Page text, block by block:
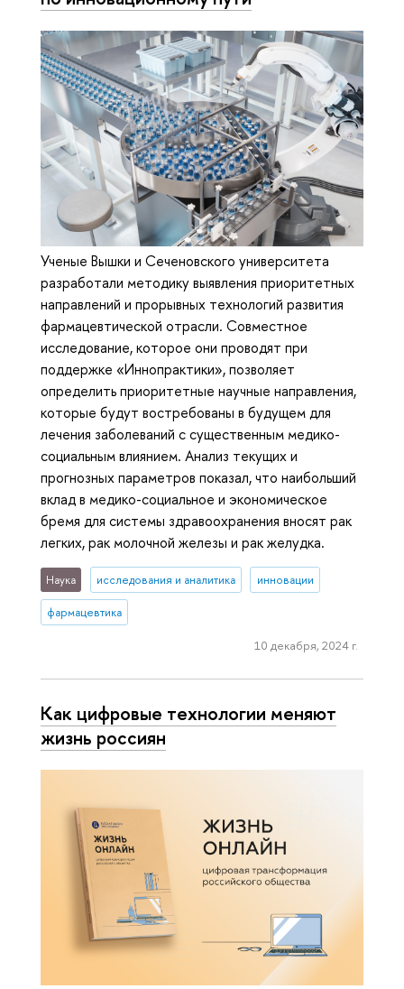
Ученые Вышки и Сеченовского университета
разработали методику выявления приоритетных
направлений и прорывных технологий развития
фармацевтической отрасли. Совместное
исследование, которое они проводят при
поддержке «Иннопрактики», позволяет
определить приоритетные научные направления,
которые будут востребованы в будущем для
лечения заболеваний с существенным медико-
социальным влиянием. Анализ текущих и
прогнозных параметров показал, что наибольший
вклад в медико-социальное и экономическое
бремя для системы здравоохранения вносят рак
легких, рак молочной железы и рак желудка.
Наука исследования и аналитика инновации
фармацевтика
10 декабря, 2024 г.
Как цифровые технологии меняют
жизнь россиян